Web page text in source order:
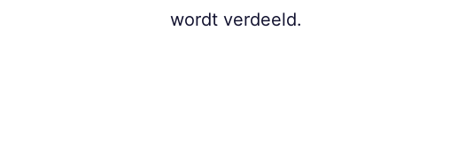
wordt verdeeld.